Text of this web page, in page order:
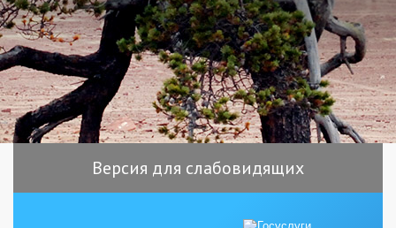
Версия для слабовидящих